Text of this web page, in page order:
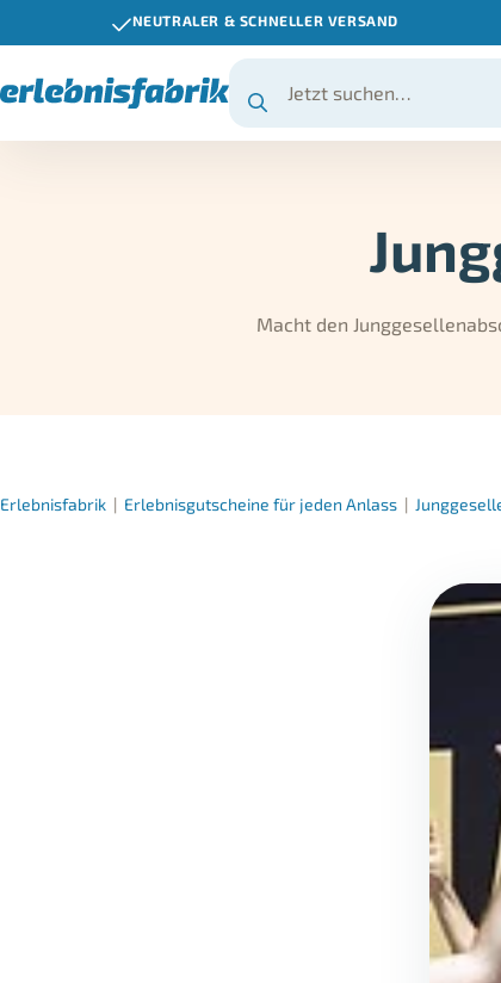
NEUTRALER & SCHNELLER VERSAND
Macht den
Erlebnisfabrik | Erlebnisgutscheine für jeden Anlass |